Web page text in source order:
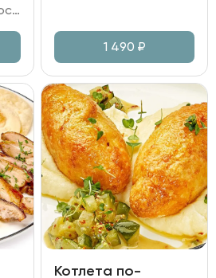
125/100/50/30 гр Состав: - лосось; - брокколи; - салат томатный (помидоры; лук красный; микс салата и зелени; медово-горчичная заправка); - соус на белом вине.
1 490 ₽
Котлета по-